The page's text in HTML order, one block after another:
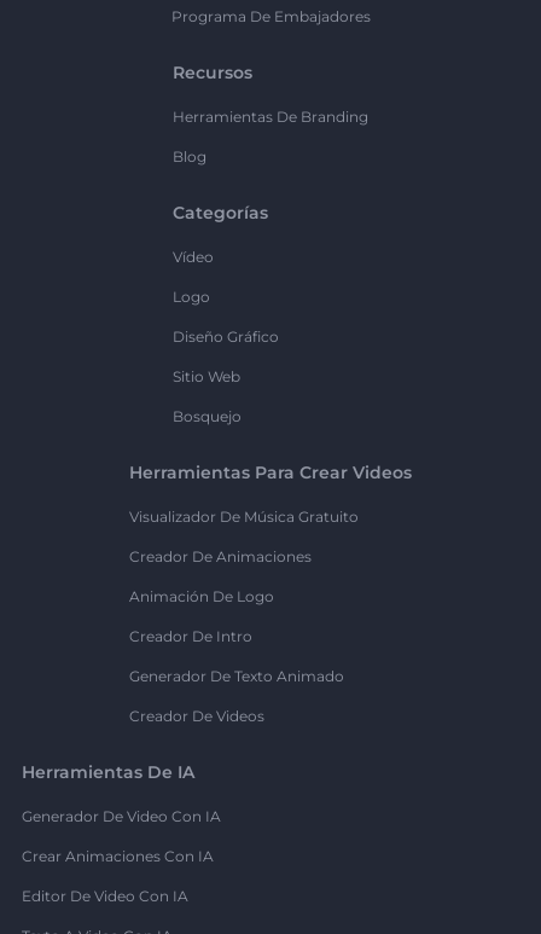
Programa De Embajadores
Recursos
Herramientas De Branding
Blog
Categorías
Vídeo
Logo
Diseño Gráfico
Sitio Web
Bosquejo
Herramientas Para Crear Videos
Visualizador De Música Gratuito
Creador De Animaciones
Animación De Logo
Creador De Intro
Generador De Texto Animado
Creador De Videos
Herramientas De IA
Generador De Video Con IA
Crear Animaciones Con IA
Editor De Video Con IA